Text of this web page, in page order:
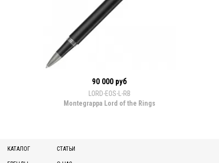
90 000 руб
LORD-EOS-L-RB
Montegrappa Lord of the Rings
КАТАЛОГ СТАТЬИ